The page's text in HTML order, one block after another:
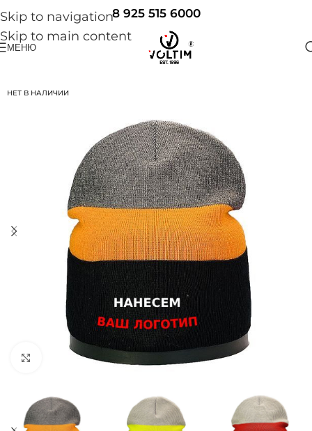
Skip to navigation
Skip to main content
8 925 515 6000
МЕНЮ
НЕТ В НАЛИЧИИ
Нажмите, чтобы увеличить